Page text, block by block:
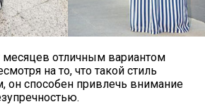
отличным вариантом
на то, что такой стиль
он способен привлечь внимание